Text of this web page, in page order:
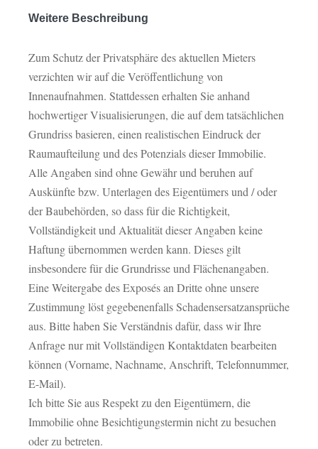
Weitere Beschreibung
Zum Schutz der Privatsphäre des aktuellen Mieters
verzichten wir auf die Veröffentlichung von
Innenaufnahmen. Stattdessen erhalten Sie anhand
hochwertiger Visualisierungen, die auf dem tatsächlichen
Grundriss basieren, einen realistischen Eindruck der
Raumaufteilung und des Potenzials dieser Immobilie.
Alle Angaben sind ohne Gewähr und beruhen auf
Auskünfte bzw. Unterlagen des Eigentümers und / oder
der Baubehörden, so dass für die Richtigkeit,
Vollständigkeit und Aktualität dieser Angaben keine
Haftung übernommen werden kann. Dieses gilt
insbesondere für die Grundrisse und Flächenangaben.
Eine Weitergabe des Exposés an Dritte ohne unsere
Zustimmung löst gegebenenfalls Schadensersatzansprüche
aus. Bitte haben Sie Verständnis dafür, dass wir Ihre
Anfrage nur mit Vollständigen Kontaktdaten bearbeiten
können (Vorname, Nachname, Anschrift, Telefonnummer,
E-Mail).
Ich bitte Sie aus Respekt zu den Eigentümern, die
Immobilie ohne Besichtigungstermin nicht zu besuchen
oder zu betreten.